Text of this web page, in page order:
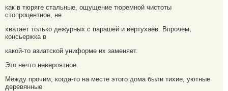
как в тюряге стальные, ощущение тюремной чистоты
стопроцентное, не
хватает только дежурных с парашей и вертухаев. Впрочем,
консьержка в
какой-то азиатской униформе их заменяет.
Это нечто невероятное.
Между прочим, когда-то на месте этого дома были тихие, уютные
деревянные